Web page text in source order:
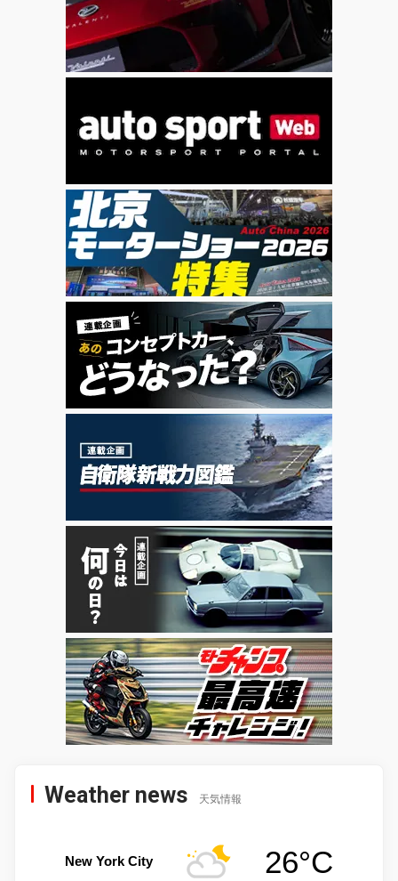
Weather news 天気情報
New York City 26°C